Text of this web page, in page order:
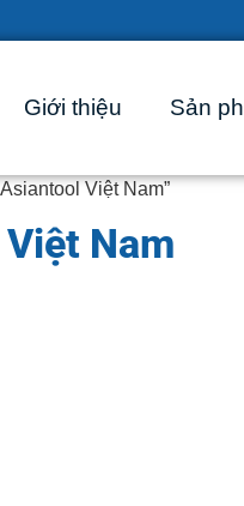
Giới thiệu Sản
Việt Nam”
Nam